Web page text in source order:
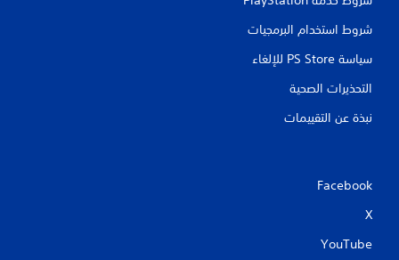
شروط استخدام البرمجيات
سياسة PS Store للإلغاء
التحذيرات الصحية
نبذة عن التقييمات
Facebook
X
YouTube